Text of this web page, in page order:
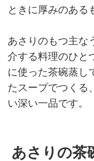
ときに厚みのある
あさりのもつ主な
介する料理のひと
に使った茶碗蒸し
たスープでつくる
い深い一品です。
あさりの茶